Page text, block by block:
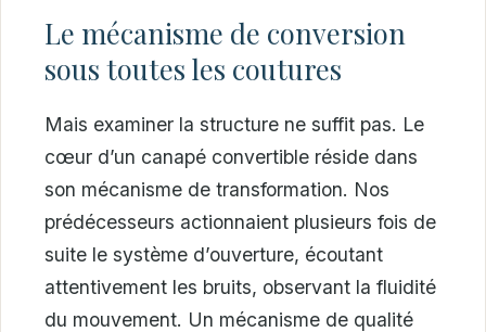
Le mécanisme de conversion
sous toutes les coutures
Mais examiner la structure ne suffit pas. Le
cœur d’un canapé convertible réside dans
son mécanisme de transformation. Nos
prédécesseurs actionnaient plusieurs fois de
suite le système d’ouverture, écoutant
attentivement les bruits, observant la fluidité
du mouvement. Un mécanisme de qualité